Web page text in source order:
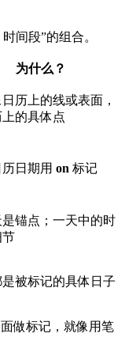
间段”的组合。
为什么？
历上的线或表面，
的具体点
日期用 on 标记
锚点；一天中的时
节
被标记的具体日子
面做标记，就像用笔